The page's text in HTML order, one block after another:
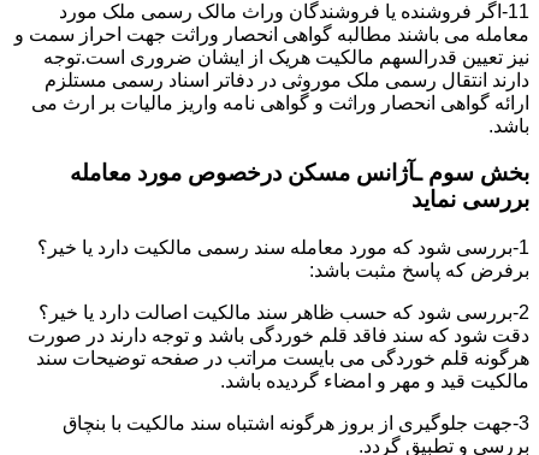
11-اگر فروشنده یا فروشندگان وراث مالک رسمی ملک مورد
معامله می باشند مطالبه گواهی انحصار وراثت جهت احراز سمت و
نیز تعیین قدرالسهم مالکیت هریک از ایشان ضروری است.توجه
دارند انتقال رسمی ملک موروثی در دفاتر اسناد رسمی مستلزم
ارائه گواهی انحصار وراثت و گواهی نامه واریز مالیات بر ارث می
باشد.
بخش سوم ـآژانس مسکن درخصوص مورد معامله
بررسی نماید
1-بررسی شود که مورد معامله سند رسمی مالکیت دارد یا خیر؟
برفرض که پاسخ مثبت باشد:
2-بررسی شود که حسب ظاهر سند مالکیت اصالت دارد یا خیر؟
دقت شود که سند فاقد قلم خوردگی باشد و توجه دارند در صورت
هرگونه قلم خوردگی می بایست مراتب در صفحه توضیحات سند
مالکیت قید و مهر و امضاء گردیده باشد.
3-جهت جلوگیری از بروز هرگونه اشتباه سند مالکیت با بنچاق
بررسی و تطبیق گردد.